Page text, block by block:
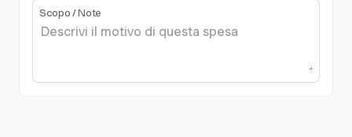
Scopo / Note